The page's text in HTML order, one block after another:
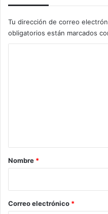
Tu dirección de correo
obligatorios están marcados
r
*
Nombre *
Correo electrónico *